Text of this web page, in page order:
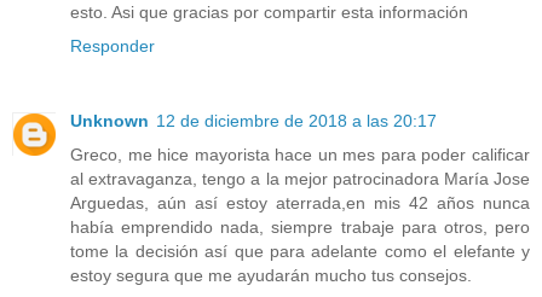
esto. Asi que gracias por compartir esta información
Responder
Unknown 12 de diciembre de 2018 a las 20:17
Greco, me hice mayorista hace un mes para poder calificar
al extravaganza, tengo a la mejor patrocinadora María Jose
Arguedas, aún así estoy aterrada,en mis 42 años nunca
había emprendido nada, siempre trabaje para otros, pero
tome la decisión así que para adelante como el elefante y
estoy segura que me ayudarán mucho tus consejos.